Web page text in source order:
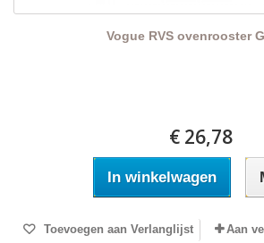
Vogue RVS ovenrooster
€ 26,78
In winkelwagen
Toevoegen aan Verlanglijst Aan